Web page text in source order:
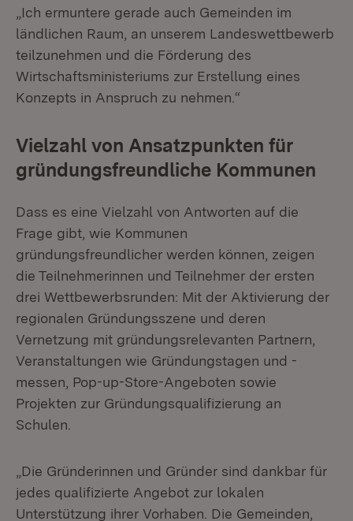
„Ich ermuntere gerade auch Gemeinden im
ländlichen Raum, an unserem Landeswettbewerb
teilzunehmen und die Förderung des
Wirtschaftsministeriums zur Erstellung eines
Konzepts in Anspruch zu nehmen.“
Vielzahl von Ansatzpunkten für
gründungsfreundliche Kommunen
Dass es eine Vielzahl von Antworten auf die
Frage gibt, wie Kommunen
gründungsfreundlicher werden können, zeigen
die Teilnehmerinnen und Teilnehmer der ersten
drei Wettbewerbsrunden: Mit der Aktivierung der
regionalen Gründungsszene und deren
Vernetzung mit gründungsrelevanten Partnern,
Veranstaltungen wie Gründungstagen und -
messen, Pop-up-Store-Angeboten sowie
Projekten zur Gründungsqualifizierung an
Schulen.
„Die Gründerinnen und Gründer sind dankbar für
jedes qualifizierte Angebot zur lokalen
Unterstützung ihrer Vorhaben. Die Gemeinden,